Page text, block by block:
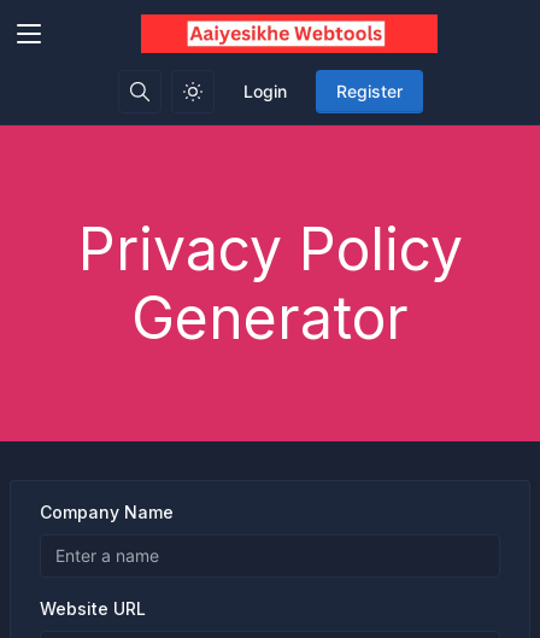
Login Register
Privacy Policy
Generator
Company Name
Website URL